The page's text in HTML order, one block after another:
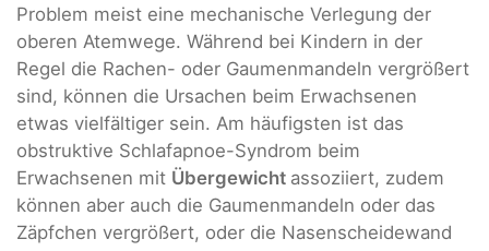
Problem meist eine mechanische Verlegung der
oberen Atemwege. Während bei Kindern in der
Regel die Rachen- oder Gaumenmandeln vergrößert
sind, können die Ursachen beim Erwachsenen
etwas vielfältiger sein. Am häufigsten ist das
obstruktive Schlafapnoe-Syndrom beim
Erwachsenen mit Übergewicht assoziiert, zudem
können aber auch die Gaumenmandeln oder das
Zäpfchen vergrößert, oder die Nasenscheidewand